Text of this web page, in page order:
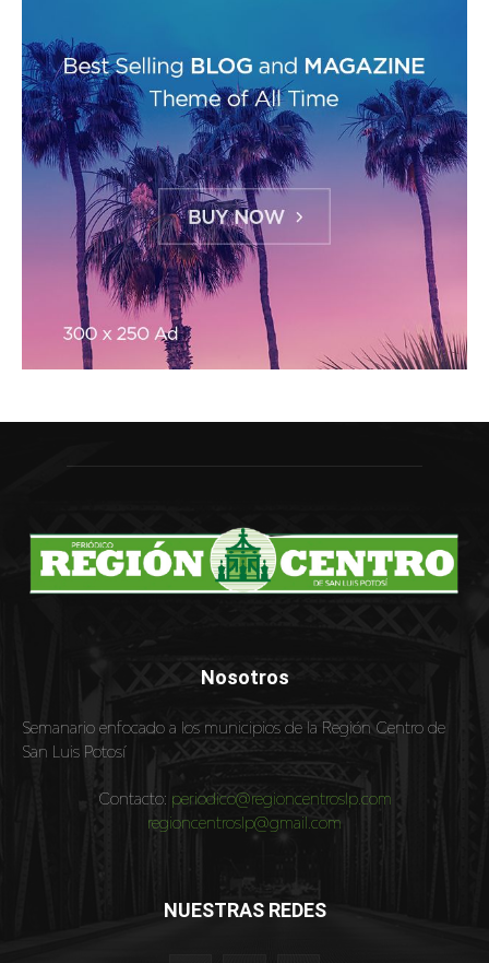
Nosotros
Semanario enfocado a los municipios de la Región Centro de
San Luis Potosí
Contacto: periodico@regioncentroslp.com
regioncentroslp@gmail.com
NUESTRAS REDES